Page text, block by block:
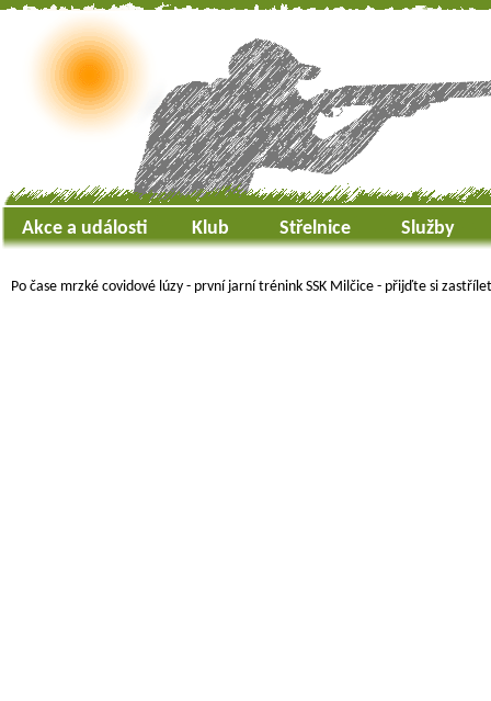
Akce a události Klub Střelnice Služby
Po čase mrzké covidové lúzy - první jarní trénink SSK Milčice - přijďte si